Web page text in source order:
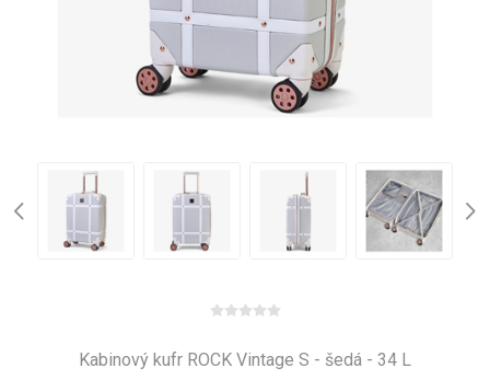
Kabinový kufr ROCK Vintage S - šedá - 34 L